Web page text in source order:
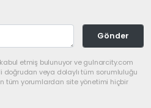
Gönder
kabul etmiş bulunuyor ve gulnarcity.com
doğrudan veya dolaylı tüm sorumluluğu
tüm yorumlardan site yönetimi hiçbir